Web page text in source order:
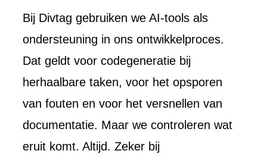
Bij Divtag gebruiken we AI-tools als
ondersteuning in ons ontwikkelproces.
Dat geldt voor codegeneratie bij
herhaalbare taken, voor het opsporen
van fouten en voor het versnellen van
documentatie. Maar we controleren wat
eruit komt. Altijd. Zeker bij